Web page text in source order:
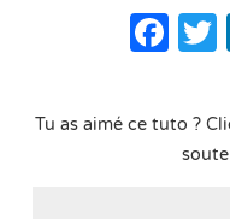
Tu as aimé ce tuto ?